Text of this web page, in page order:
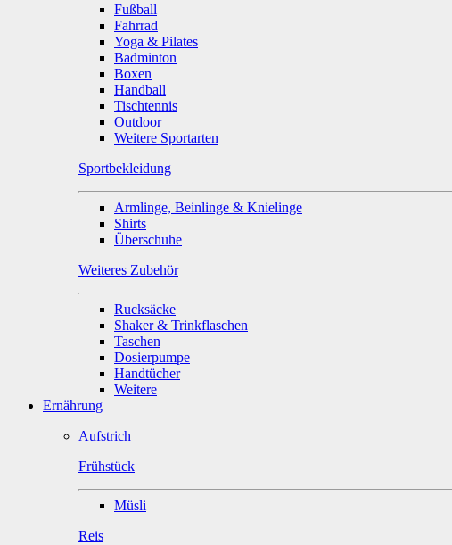
Fußball
Fahrrad
Yoga & Pilates
Badminton
Boxen
Handball
Tischtennis
Outdoor
Weitere Sportarten
Sportbekleidung
Armlinge, Beinlinge & Knielinge
Shirts
Überschuhe
Weiteres Zubehör
Rucksäcke
Shaker & Trinkflaschen
Taschen
Dosierpumpe
Handtücher
Weitere
Ernährung
Aufstrich
Frühstück
Müsli
Reis